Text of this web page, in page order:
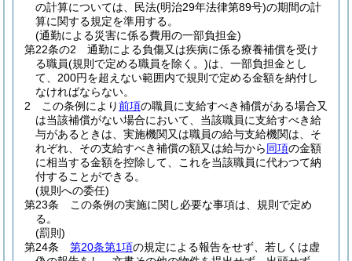
の計算については、民法(明治29年法律第89号)の期間の計
算に関する規定を準用する。
(通勤による災害に係る費用の一部負担金)
第22条の2
通勤による負傷又は疾病に係る療養補償を受け
る職員(規則で定める職員を除く。)は、一部負担金とし
て、200円を超えない範囲内で規則で定める金額を納付し
なければならない。
2
この条例により前項の職員に支給すべき補償がある場合又
は当該補償がない場合において、当該職員に支給すべき給
与があるときは、実施機関又は職員の給与支給機関は、そ
れぞれ、その支給すべき補償の額又は給与から同項の金額
に相当する金額を控除して、これを当該職員に代わつて納
付することができる。
(規則への委任)
第23条
この条例の実施に関し必要な事項は、規則で定め
る。
(罰則)
第24条
第20条第1項の規定による報告をせず、若しくは虚